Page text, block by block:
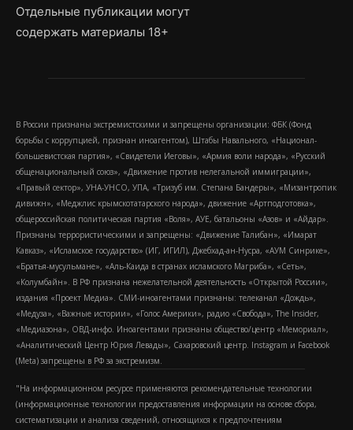
Отдельные публикации могут
содержать материалы 18+
В России признаны экстремистскими и запрещены организации: ФБК (Фонд
борьбы с коррупцией, признан иноагентом), Штабы Навального, «Национал-
большевистская партия», «Свидетели Иеговы», «Армия воли народа», «Русский
общенациональный союз», «Движение против нелегальной иммиграции»,
«Правый сектор», УНА-УНСО, УПА, «Тризуб им. Степана Бандеры», «Мизантропик
дивижн», «Меджлис крымскотатарского народа», движение «Артподготовка»,
общероссийская политическая партия «Воля», АУЕ, батальоны «Азов» и «Айдар».
Признаны террористическими и запрещены: «Движение Талибан», «Имарат
Кавказ», «Исламское государство» (ИГ, ИГИЛ), Джебхад-ан-Нусра, «АУМ Синрике»,
«Братья-мусульмане», «Аль-Каида в странах исламского Магриба», «Сеть»,
«Колумбайн». В РФ признана нежелательной деятельность «Открытой России»,
издания «Проект Медиа». СМИ-иноагентами признаны: телеканал «Дождь»,
«Медуза», «Важные истории», «Голос Америки», радио «Свобода», The Insider,
«Медиазона», ОВД-инфо. Иноагентами признаны общество/центр «Мемориал»,
«Аналитический Центр Юрия Левады», Сахаровский центр. Instagram и Facebook
(Metа) запрещены в РФ за экстремизм.
"На информационном ресурсе применяются рекомендательные технологии
(информационные технологии предоставления информации на основе сбора,
систематизации и анализа сведений, относящихся к предпочтениям